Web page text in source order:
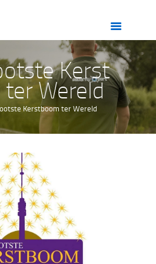
Kerst
Wereld
Kerstboom ter Wereld